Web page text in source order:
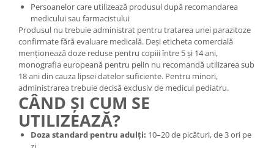
Persoanelor care utilizează produsul după recomandarea
medicului sau farmacistului
Produsul nu trebuie administrat pentru tratarea unei parazitoze
confirmate fără evaluare medicală. Deși eticheta comercială
menționează doze reduse pentru copiii între 5 și 14 ani,
monografia europeană pentru pelin nu recomandă utilizarea sub
18 ani din cauza lipsei datelor suficiente. Pentru minori,
administrarea trebuie decisă exclusiv de medicul pediatru.
CÂND ȘI CUM SE
UTILIZEAZĂ?
Doza standard pentru adulți: 10–20 de picături, de 3 ori pe